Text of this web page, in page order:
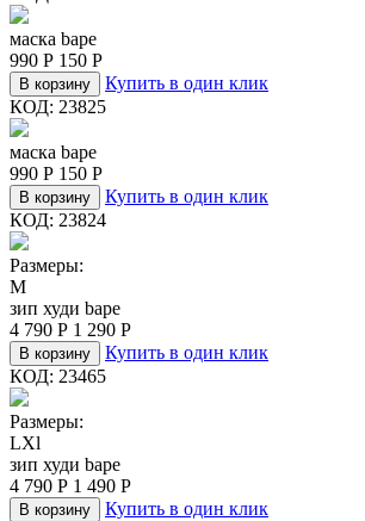
маска bape
990 Р 150 Р
В корзину
Купить в один клик
КОД: 23825
маска bape
990 Р 150 Р
В корзину
Купить в один клик
КОД: 23824
Размеры:
M
зип худи bape
4 790 Р 1 290 Р
В корзину
Купить в один клик
КОД: 23465
Размеры:
LXl
зип худи bape
4 790 Р 1 490 Р
В корзину
Купить в один клик